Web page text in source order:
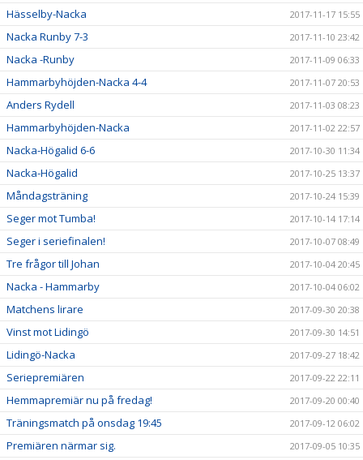
Hässelby-Nacka 2017-11-17 15:55
Nacka Runby 7-3 2017-11-10 23:42
Nacka -Runby 2017-11-09 06:33
Hammarbyhöjden-Nacka 4-4 2017-11-07 20:53
Anders Rydell 2017-11-03 08:23
Hammarbyhöjden-Nacka 2017-11-02 22:57
Nacka-Högalid 6-6 2017-10-30 11:34
Nacka-Högalid 2017-10-25 13:37
Måndagsträning 2017-10-24 15:39
Seger mot Tumba! 2017-10-14 17:14
Seger i seriefinalen! 2017-10-07 08:49
Tre frågor till Johan 2017-10-04 20:45
Nacka - Hammarby 2017-10-04 06:02
Matchens lirare 2017-09-30 20:38
Vinst mot Lidingö 2017-09-30 14:51
Lidingö-Nacka 2017-09-27 18:42
Seriepremiären 2017-09-22 22:11
Hemmapremiär nu på fredag! 2017-09-20 00:40
Träningsmatch på onsdag 19:45 2017-09-12 06:02
Premiären närmar sig. 2017-09-05 10:35